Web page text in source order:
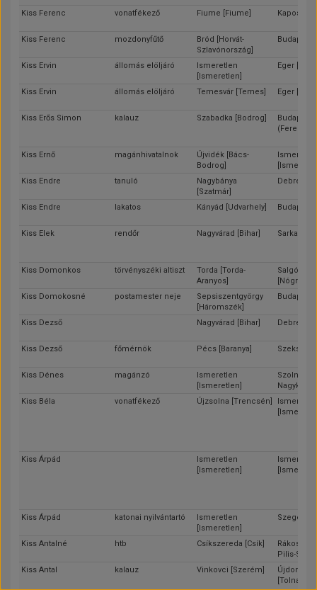
Kiss Ferenc vonatfékező Fiume [Fiume] Kaposvár
Kiss Ferenc mozdonyfűtő
Bród [Horvát-
Szlavónország]
Budapest
Kiss Ervin állomás elöljáró
Ismeretlen
[Ismeretlen]
Eger
Kiss Ervin állomás elöljáró Temesvár [Temes] Eger
Kiss Erős Simon kalauz Szabadka [Bodrog]
Budapest
Kiss Ernő magánhivatalnok
Újvidék [Bács-
Bodrog]
Kiss Endre
tanuló
Nagybánya
[Szatmár]
Debrecen
Kiss Endre lakatos Kányád [Udvarhely] Budapest
Kiss Elek rendőr Nagyvárad [Bihar] Sarkad
Kiss Domonkos törvényszéki altiszt
Torda [Torda-
Aranyos]
[Nógrád]
Kiss Domokosné
postamester neje
Sepsiszentgyörgy
[Háromszék]
Budapest
Kiss Dezső Nagyvárad [Bihar] Debrecen
Kiss Dezső főmérnök Pécs [Baranya]
Kiss Dénes magánzó
Ismeretlen
[Ismeretlen]
Szolnok
Nagykun-
Kiss Béla
vonatfékező Újzsolna [Trencsén]
Kiss Árpád
Ismeretlen
[Ismeretlen]
Kiss Árpád katonai nyilvántartó
Ismeretlen
[Ismeretlen]
Szeged
Kiss Antalné htb Csíkszereda [Csík]
Pilis-Solt-
Kiss Antal
kalauz Vinkovci [Szerém]
[Tolna]